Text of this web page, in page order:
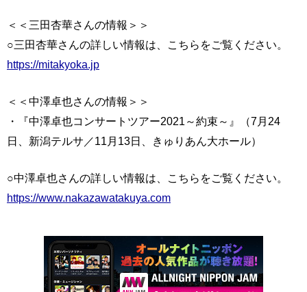
＜＜三田杏華さんの情報＞＞
○三田杏華さんの詳しい情報は、こちらをご覧ください。
https://mitakyoka.jp
＜＜中澤卓也さんの情報＞＞
・『中澤卓也コンサートツアー2021～約束～』（7月24
日、新潟テルサ／11月13日、きゅりあん大ホール）
○中澤卓也さんの詳しい情報は、こちらをご覧ください。
https://www.nakazawatakuya.com